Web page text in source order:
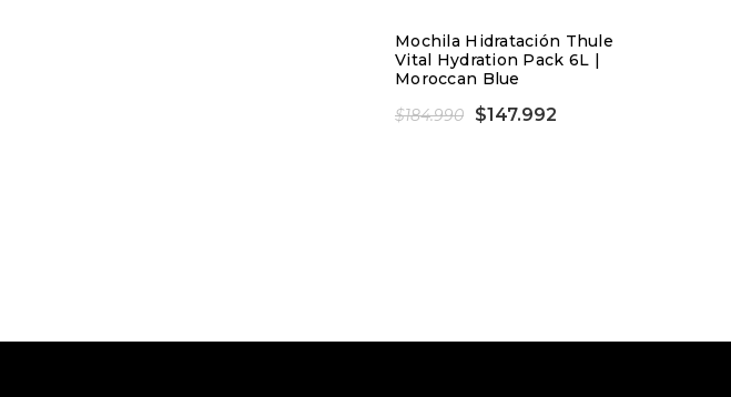
Mochila Hidratación Thule
Vital Hydration Pack 6L |
Moroccan Blue
$184.990
$147.992